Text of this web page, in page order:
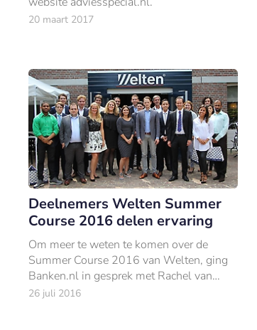
20 maart 2017
Deelnemers Welten Summer
Course 2016 delen ervaring
Om meer te weten te komen over de
Summer Course 2016 van Welten, ging
Banken.nl in gesprek met Rachel van
Bunschot, recruiter bij de financieel
26 juli 2016